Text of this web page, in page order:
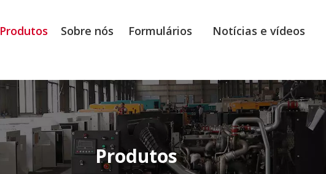
Produtos Sobre nós Formulários Notícias e vídeos
Produtos